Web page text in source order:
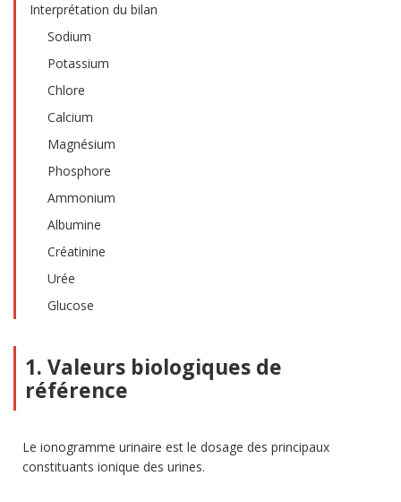
Interprétation du bilan
Sodium
Potassium
Chlore
Calcium
Magnésium
Phosphore
Ammonium
Albumine
Créatinine
Urée
Glucose
1. Valeurs biologiques de
référence
Le ionogramme urinaire est le dosage des principaux
constituants ionique des urines.